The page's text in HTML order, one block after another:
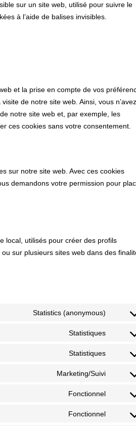
sur un site web, utilisé pour suivre le
à l’aide de balises invisibles.
et la prise en compte de vos
de notre site web. Ainsi, vous n’avez
notre site web et, par exemple, les
ces cookies sans votre consentement.
sur notre site web. Avec ces cookies
demandons votre permission pour
local, utilisés pour créer des profils
sur plusieurs sites web dans des
Statistics (anonymous)
Statistiques
Statistiques
Marketing/Suivi
Fonctionnel
Fonctionnel